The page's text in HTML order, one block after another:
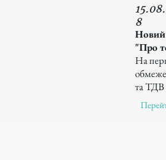
Новий
"Про
На
та ТДВ
8